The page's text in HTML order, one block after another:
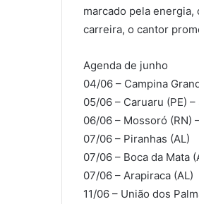
marcado pela
carreira, o cantor
Agenda de junho
04/06 – Campina
05/06 – Caruaru (PE)
06/06 – Mossoró (RN)
07/06 – Piranhas (AL)
07/06 – Boca da Mata
07/06 – Arapiraca (AL)
11/06 – União dos